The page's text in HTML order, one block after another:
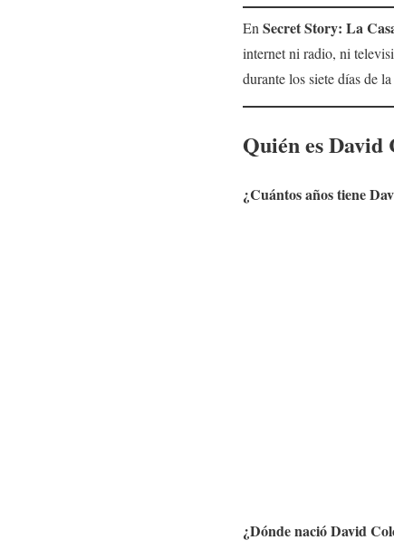
En Secret Story: La
internet ni radio, ni
durante los siete días de
Quién esDavid
¿Cuántos años tiene
¿Dónde nacióDavid